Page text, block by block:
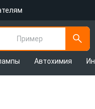
Пример
Автохимия